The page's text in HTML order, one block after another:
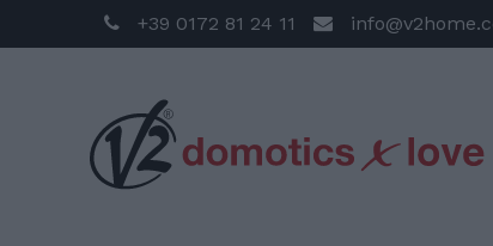
+39 0172 81 24 11